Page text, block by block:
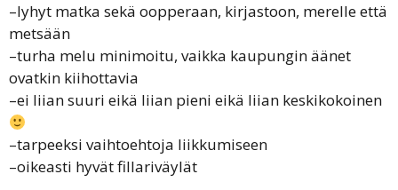
–lyhyt matka sekä oopperaan, kirjastoon, merelle että
metsään
–turha melu minimoitu, vaikka kaupungin äänet
ovatkin kiihottavia
–ei liian suuri eikä liian pieni eikä liian keskikokoinen
–tarpeeksi vaihtoehtoja liikkumiseen
–oikeasti hyvät fillariväylät